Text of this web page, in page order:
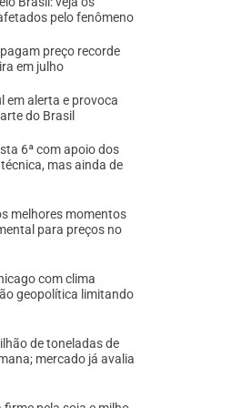
pelo fenômeno
preço recorde
em julho
em alerta e provoca
do Brasil
6ª com apoio dos
mas ainda de
melhores momentos
para preços no
com clima
geopolítica limitando
de toneladas de
mercado já avalia